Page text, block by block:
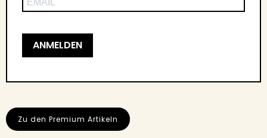
ANMELDEN
Zu den Premium Artikeln